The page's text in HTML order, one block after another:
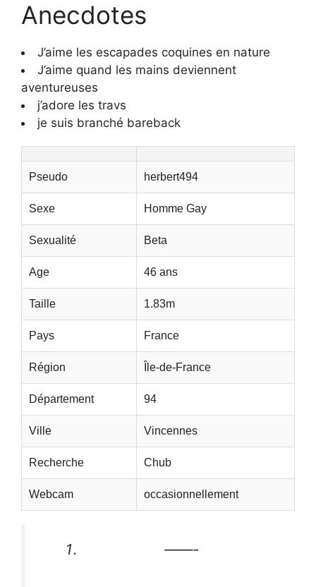
Anecdotes
J’aime les escapades coquines en nature
J’aime quand les mains deviennent
aventureuses
j’adore les travs
je suis branché bareback
Pseudo herbert494
Sexe Homme Gay
Sexualité Beta
Age 46 ans
Taille 1.83m
Pays France
Région Île-de-France
Département 94
Ville Vincennes
Recherche Chub
Webcam occasionnellement
——-